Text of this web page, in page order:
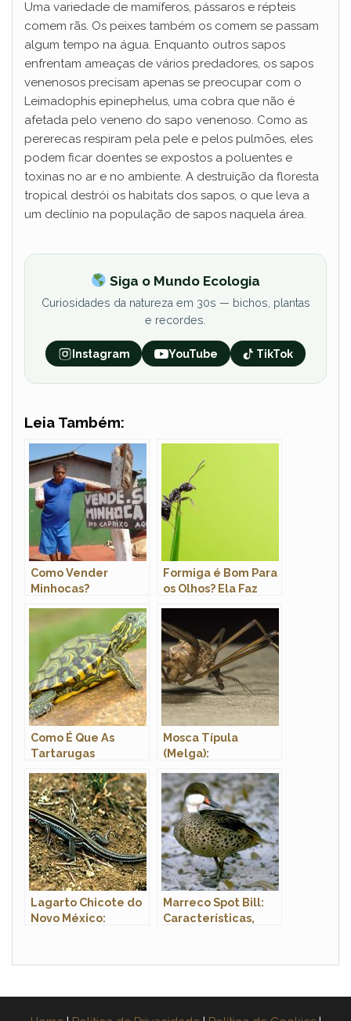
Uma variedade de mamíferos, pássaros e répteis
comem rãs. Os peixes também os comem se passam
algum tempo na água. Enquanto outros sapos
enfrentam ameaças de vários predadores, os sapos
venenosos precisam apenas se preocupar com o
Leimadophis epinephelus, uma cobra que não é
afetada pelo veneno do sapo venenoso. Como as
pererecas respiram pela pele e pelos pulmões, eles
podem ficar doentes se expostos a poluentes e
toxinas no ar e no ambiente. A destruição da floresta
tropical destrói os habitats dos sapos, o que leva a
um declínio na população de sapos naquela área.
Siga o Mundo Ecologia
Curiosidades da natureza em 30s — bichos, plantas
e recordes.
Instagram YouTube TikTok
Leia Também:
Como Vender
Minhocas?
Formiga é Bom Para
os Olhos? Ela Faz
Como É Que As
Tartarugas
Respiratório do
Animal
Mosca Típula
(Melga):
Nome Cientifico e
Fotos
Lagarto Chicote do
Novo México:
Marreco Spot Bill:
Características,